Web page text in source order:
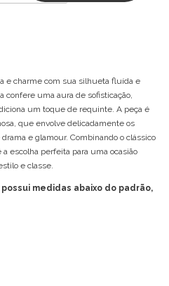
e charme com sua silhueta fluída e
confere uma aura de sofisticação,
um toque de requinte. A peça é
que envolve delicadamente os
e glamour. Combinando o clássico
a escolha perfeita para uma ocasião
e classe.
possui medidas abaixo do padrão,